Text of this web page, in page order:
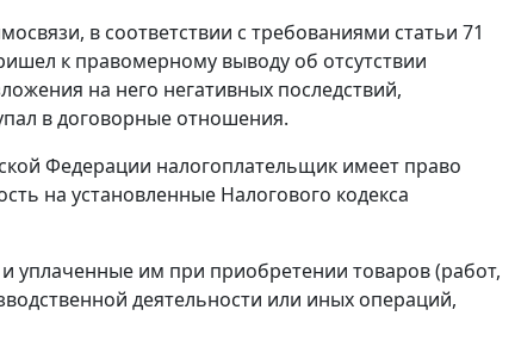
в соответствии с требованиями статьи 71
к правомерному выводу об отсутствии
на него негативных последствий,
в договорные отношения.
Федерации налогоплательщик имеет право
на установленные Налогового кодекса
уплаченные им при приобретении товаров (работ,
деятельности или иных операций,